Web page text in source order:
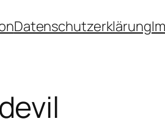
Datenschutzerklärung